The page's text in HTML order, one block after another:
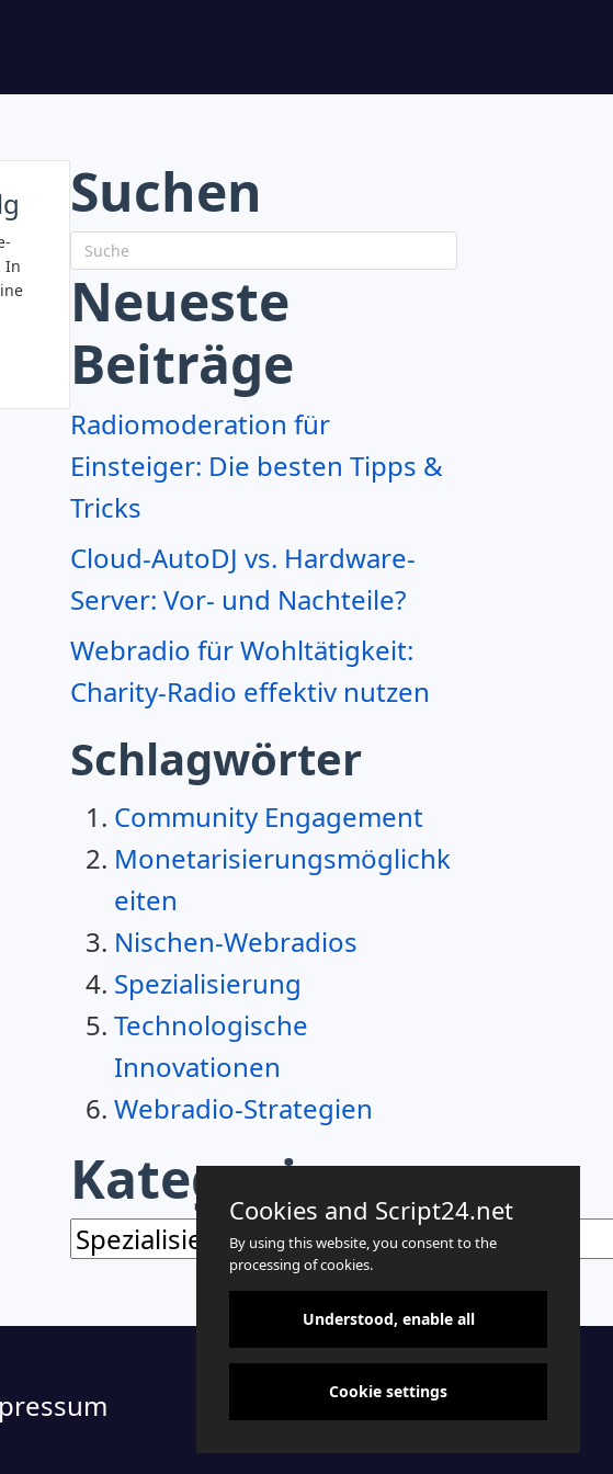
In
Suchen
Neueste
Beiträge
Radiomoderation für
Einsteiger: Die besten Tipps &
Tricks
Cloud-AutoDJ vs. Hardware-
Server: Vor- und Nachteile?
Webradio für Wohltätigkeit:
Charity-Radio effektiv nutzen
Schlagwörter
Community Engagement
Monetarisierungsmöglichk
eiten
Nischen-Webradios
Spezialisierung
Technologische
Innovationen
Webradio-Strategien
Kategorien
Kategorien
Cookies and Script24.net
By using this website, you consent to the
processing of cookies.
Understood, enable all
Cookie settings